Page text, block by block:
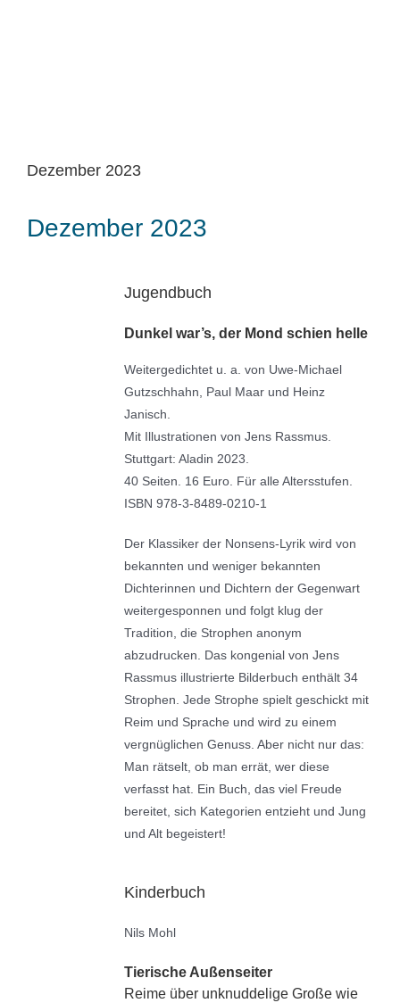
Dezember 2023
Dezember 2023
Jugendbuch
Dunkel war’s, der Mond schien helle
Weitergedichtet u. a. von Uwe-Michael
Gutzschhahn, Paul Maar und Heinz
Janisch.
Mit Illustrationen von Jens Rassmus.
Stuttgart: Aladin 2023.
40 Seiten. 16 Euro. Für alle Altersstufen.
ISBN 978-3-8489-0210-1
Der Klassiker der Nonsens-Lyrik wird von
bekannten und weniger bekannten
Dichterinnen und Dichtern der Gegenwart
weitergesponnen und folgt klug der
Tradition, die Strophen anonym
abzudrucken. Das kongenial von Jens
Rassmus illustrierte Bilderbuch enthält 34
Strophen. Jede Strophe spielt geschickt mit
Reim und Sprache und wird zu einem
vergnüglichen Genuss. Aber nicht nur das:
Man rätselt, ob man errät, wer diese
verfasst hat. Ein Buch, das viel Freude
bereitet, sich Kategorien entzieht und Jung
und Alt begeistert!
Kinderbuch
Nils Mohl
Tierische Außenseiter
Reime über unknuddelige Große wie